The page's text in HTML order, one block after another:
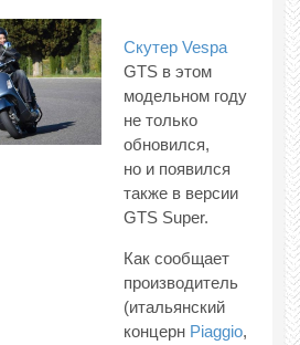
Скутер Vespa
GTS в этом
модельном году
не только
обновился,
но и появился
также в версии
GTS Super.
Как сообщает
производитель
(итальянский
концерн Piaggio,